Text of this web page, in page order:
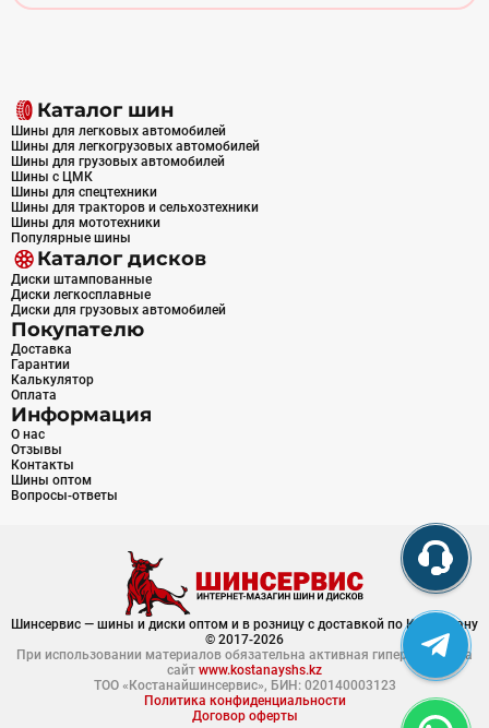
Каталог шин
Шины для легковых автомобилей
Шины для легкогрузовых автомобилей
Шины для грузовых автомобилей
Шины с ЦМК
Шины для спецтехники
Шины для тракторов и сельхозтехники
Шины для мототехники
Популярные шины
Каталог дисков
Диски штампованные
Диски легкосплавные
Диски для грузовых автомобилей
Покупателю
Доставка
Гарантии
Калькулятор
Оплата
Информация
О нас
Отзывы
Контакты
Шины оптом
Вопросы-ответы
Шинсервис — шины и диски оптом и в розницу с доставкой по Казахстану
© 2017-2026
При использовании материалов обязательна активная гиперссылка на
сайт www.kostanayshs.kz
ТОО «Костанайшинсервис», БИН: 020140003123
Политика конфиденциальности
Договор оферты